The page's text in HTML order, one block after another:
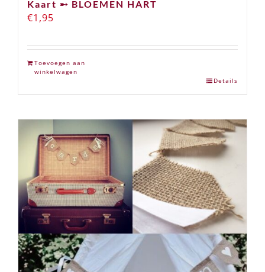
Kaart ➸ BLOEMEN HART
€1,95
Toevoegen aan
winkelwagen
Details